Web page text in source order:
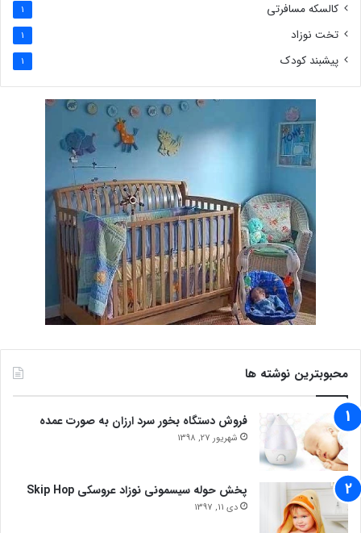
کالسکه مسافرتی 1
تخت نوزاد 1
پیشبند کودک 1
محبوبترین نوشته ها
فروش دستگاه بخور سرد ارزان به صورت عمده
شهریور 27, 1398
پخش حوله سیسمونی نوزاد عروسکی Skip Hop
دی 11, 1397